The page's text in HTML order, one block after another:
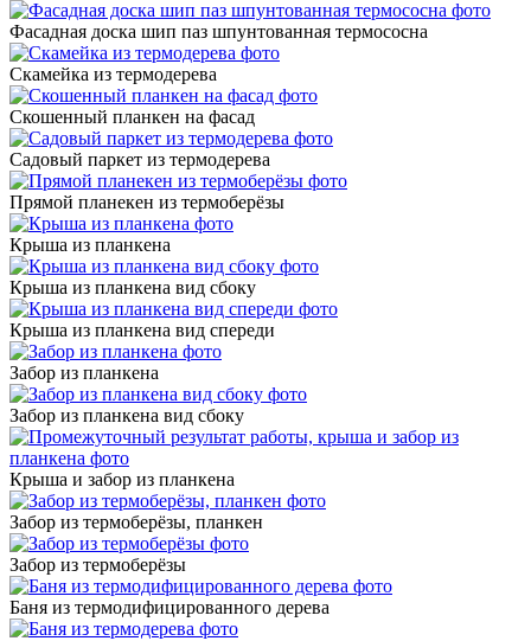
Фасадная доска шип паз шпунтованная термососна
Скамейка из термодерева
Скошенный планкен на фасад
Садовый паркет из термодерева
Прямой планекен из термоберёзы
Крыша из планкена
Крыша из планкена вид сбоку
Крыша из планкена вид спереди
Забор из планкена
Забор из планкена вид сбоку
Крыша и забор из планкена
Забор из термоберёзы, планкен
Забор из термоберёзы
Баня из термодифицированного дерева